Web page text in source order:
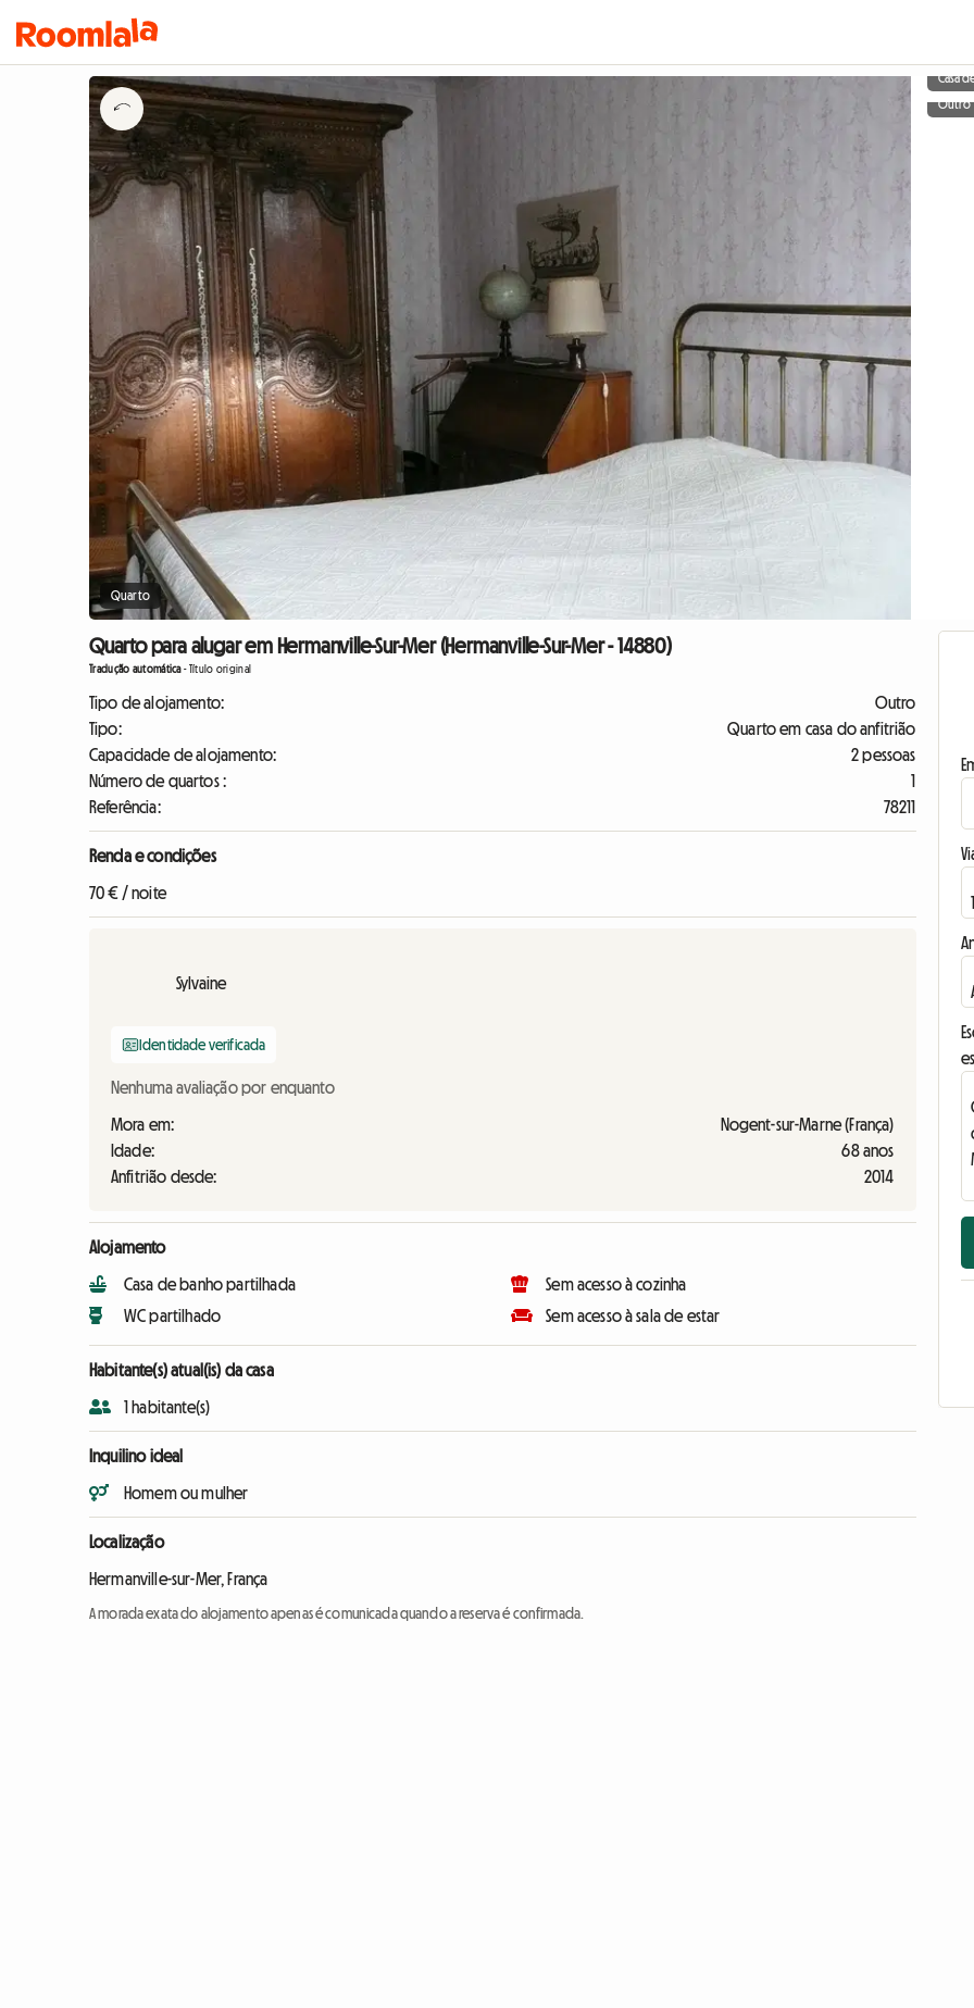
Quarto
Casa
Outro
Quarto para alugar em Hermanville-Sur-Mer (Hermanville-Sur-Mer - 14880)
Tradução automática-Título original
Tipo de alojamento:
Outro
Tipo:
Quarto em casa do anfitrião
Capacidade de alojamento:
2 pessoas
Número de quartos :
1
Referência:
78211
Renda e condições
70 € / noite
Sylvaine
Identidade verificada
Nenhuma avaliação por enquanto
Mora em:
Nogent-sur-Marne (França)
Idade:
68 anos
Anfitrião desde:
2014
Alojamento
Casa de banho partilhada
WC partilhado
Sem acesso à cozinha
Sem acesso à sala de estar
Habitante(s) atual(is) da casa
1 habitante(s)
Inquilino ideal
Homem ou mulher
Localização
Hermanville-sur-Mer, França
A morada exata do alojamento apenas é comunicada quando a reserva é confirmada.